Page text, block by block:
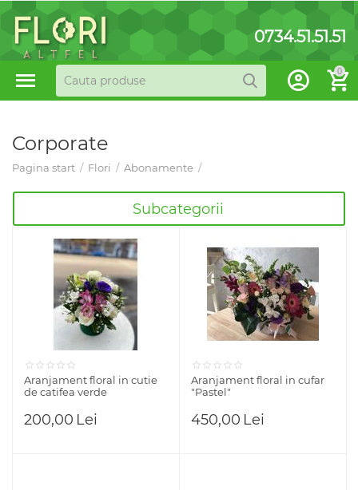
0734.51.51.51
0
Corporate
Pagina start / Flori / Abonamente /
Subcategorii
Aranjament floral in cutie
de catifea verde
200,00 Lei
Aranjament floral in cufar
"Pastel"
450,00 Lei